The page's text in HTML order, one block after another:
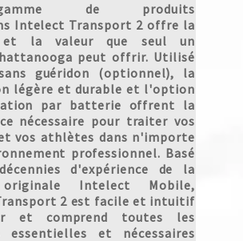
de produits
Intelect Transport 2 offre la
la valeur que seul un
peut offrir. Utilisé
guéridon (optionnel), la
légère et durable et l'option
par batterie offrent la
nécessaire pour traiter vos
vos athlètes dans n'importe
professionnel. Basé
d'expérience de la
Intelect Mobile,
2 est facile et intuitif
et comprend toutes les
essentielles et nécessaires